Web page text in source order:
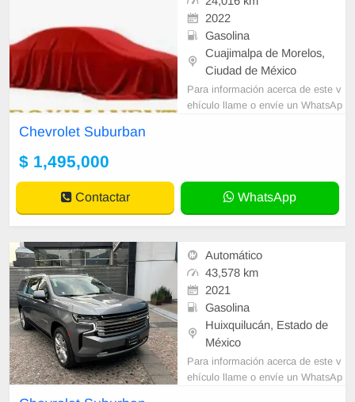
2022
Gasolina
Cuajimalpa de Morelos,
Ciudad de México
Para información acerca de este v
ehículo llame o envíe un WhatsAp
Chevrolet Suburban
$ 1,495,000
Contactar WhatsApp
Automático
43,578 km
2021
Gasolina
Huixquilucán, Estado de
México
Para información acerca de este v
ehículo llame o envíe un WhatsAp